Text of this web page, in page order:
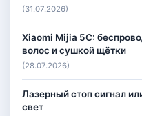
(31.07.2026)
Xiaomi Mijia 5C:
волос и сушкой щётки
(28.07.2026)
Лазерный стоп сигнал
свет